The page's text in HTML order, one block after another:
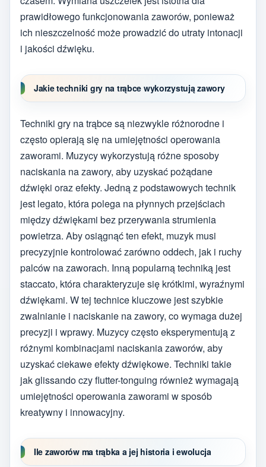
prawidłowego funkcjonowania zaworów, ponieważ
ich nieszczelność może prowadzić do utraty intonacji
i jakości dźwięku.
Jakie techniki gry na trąbce wykorzystują zawory
Techniki gry na trąbce są niezwykle różnorodne i
często opierają się na umiejętności operowania
zaworami. Muzycy wykorzystują różne sposoby
naciskania na zawory, aby uzyskać pożądane
dźwięki oraz efekty. Jedną z podstawowych technik
jest legato, która polega na płynnych przejściach
między dźwiękami bez przerywania strumienia
powietrza. Aby osiągnąć ten efekt, muzyk musi
precyzyjnie kontrolować zarówno oddech, jak i ruchy
palców na zaworach. Inną popularną techniką jest
staccato, która charakteryzuje się krótkimi, wyraźnymi
dźwiękami. W tej technice kluczowe jest szybkie
zwalnianie i naciskanie na zawory, co wymaga dużej
precyzji i wprawy. Muzycy często eksperymentują z
różnymi kombinacjami naciskania zaworów, aby
uzyskać ciekawe efekty dźwiękowe. Techniki takie
jak glissando czy flutter-tonguing również wymagają
umiejętności operowania zaworami w sposób
kreatywny i innowacyjny.
Ile zaworów ma trąbka a jej historia i ewolucja